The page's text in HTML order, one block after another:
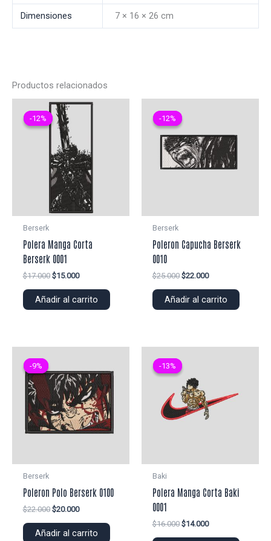
Dimensiones 7 × 16 × 26 cm
Productos relacionados
-12%
-12%
Berserk
Polera Manga Corta
Berserk 0001
$17.000 El
original
$15.000El
actual
Añadir al carrito
-12%
-12%
Berserk
Poleron Capucha Berserk
0010
$25.000 El
original
$22.000El
actual
Añadir al carrito
-9%
-9%
Berserk
Poleron Polo Berserk 0100
$22.000 El
original
$20.000El
actual
Añadir al carrito
-13%
-13%
Baki
Polera Manga Corta Baki
0001
$16.000 El
$14.000El